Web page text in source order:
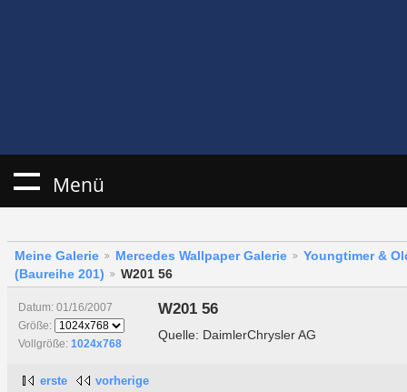
Menü
Meine Galerie Mercedes Wallpaper Galerie
Youngtimer &
(Baureihe 201)
W201 56
Datum: 01/16/2007
Größe:
Vollgröße: 1024x768
W201 56
Quelle: DaimlerChrysler AG
erste vorherige